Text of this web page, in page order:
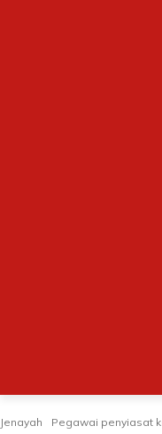
Jenayah Pegawai penyiasat